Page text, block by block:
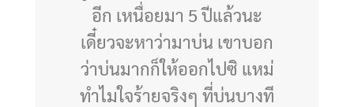
อีก เหนื่อยมา 5 ปีแล้วนะ
เดี๋ยวจะหาว่ามาบ่น เขาบอก
ว่าบ่นมากก็ให้ออกไปซิ แหม่
ทำไมใจร้ายจริงๆ ที่บ่นบางที